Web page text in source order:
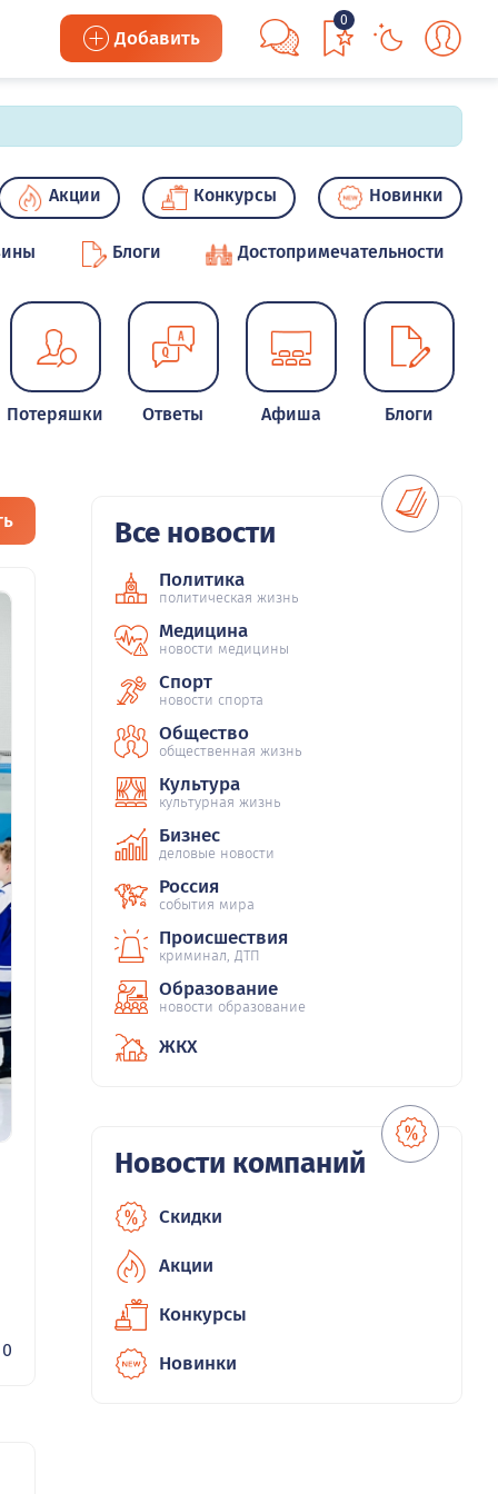
Добавить
0
Акции Конкурсы Новинки
Блоги Достопримечательности
Потеряшки Ответы Афиша Блоги
0
Все новости
Политика
политическая жизнь
Медицина
новости медицины
Спорт
новости спорта
Общество
общественная жизнь
Культура
культурная жизнь
Бизнес
деловые новости
Россия
события мира
Происшествия
криминал, ДТП
Образование
новости образование
ЖКХ
Новости компаний
Скидки
Акции
Конкурсы
Новинки